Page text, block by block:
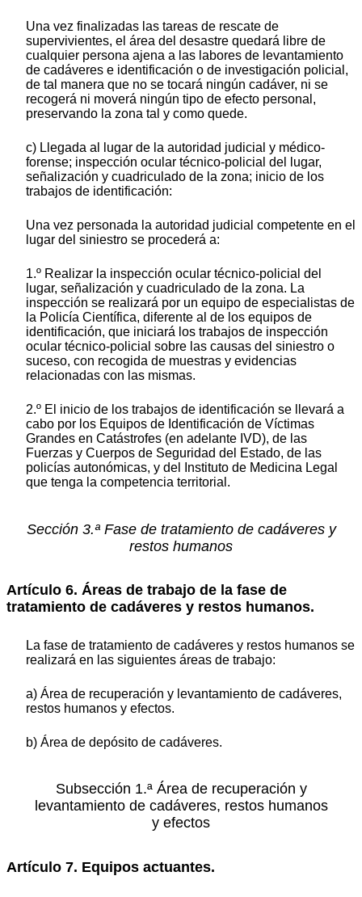
Una vez finalizadas las tareas de rescate de
supervivientes, el área del desastre quedará libre de
cualquier persona ajena a las labores de levantamiento
de cadáveres e identificación o de investigación policial,
de tal manera que no se tocará ningún cadáver, ni se
recogerá ni moverá ningún tipo de efecto personal,
preservando la zona tal y como quede.
c) Llegada al lugar de la autoridad judicial y médico-
forense; inspección ocular técnico-policial del lugar,
señalización y cuadriculado de la zona; inicio de los
trabajos de identificación:
Una vez personada la autoridad judicial competente en el
lugar del siniestro se procederá a:
1.º Realizar la inspección ocular técnico-policial del
lugar, señalización y cuadriculado de la zona. La
inspección se realizará por un equipo de especialistas de
la Policía Científica, diferente al de los equipos de
identificación, que iniciará los trabajos de inspección
ocular técnico-policial sobre las causas del siniestro o
suceso, con recogida de muestras y evidencias
relacionadas con las mismas.
2.º El inicio de los trabajos de identificación se llevará a
cabo por los Equipos de Identificación de Víctimas
Grandes en Catástrofes (en adelante IVD), de las
Fuerzas y Cuerpos de Seguridad del Estado, de las
policías autonómicas, y del Instituto de Medicina Legal
que tenga la competencia territorial.
Sección 3.ª Fase de tratamiento de cadáveres y
restos humanos
Artículo 6. Áreas de trabajo de la fase de
tratamiento de cadáveres y restos humanos.
La fase de tratamiento de cadáveres y restos humanos se
realizará en las siguientes áreas de trabajo:
a) Área de recuperación y levantamiento de cadáveres,
restos humanos y efectos.
b) Área de depósito de cadáveres.
Subsección 1.ª Área de recuperación y
levantamiento de cadáveres, restos humanos
y efectos
Artículo 7. Equipos actuantes.